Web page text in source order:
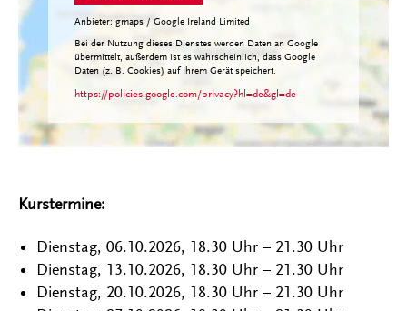
Anbieter: gmaps / Google Ireland Limited
Bei der Nutzung dieses Dienstes werden Daten an Google
übermittelt, außerdem ist es wahrscheinlich, dass Google
Daten (z. B. Cookies) auf Ihrem Gerät speichert.
https://policies.google.com/privacy?hl=de&gl=de
Kurstermine:
Dienstag, 06.10.2026, 18.30 Uhr – 21.30 Uhr
Dienstag, 13.10.2026, 18.30 Uhr – 21.30 Uhr
Dienstag, 20.10.2026, 18.30 Uhr – 21.30 Uhr